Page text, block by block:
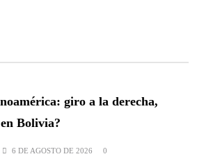
giro a la derecha,
Bolivia?
6 DE AGOSTO DE 2026 0